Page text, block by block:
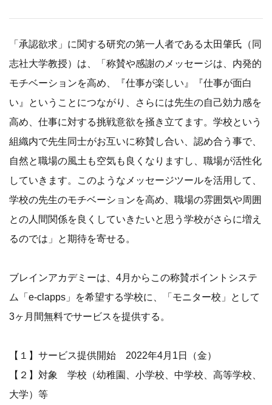
「承認欲求」に関する研究の第一人者である太田肇氏（同
志社大学教授）は、「称賛や感謝のメッセージは、内発的
モチベーションを高め、『仕事が楽しい』『仕事が面白
い』ということにつながり、さらには先生の自己効力感を
高め、仕事に対する挑戦意欲を掻き立てます。学校という
組織内で先生同士がお互いに称賛し合い、認め合う事で、
自然と職場の風土も空気も良くなりますし、職場が活性化
していきます。このようなメッセージツールを活用して、
学校の先生のモチベーションを高め、職場の雰囲気や周囲
との人間関係を良くしていきたいと思う学校がさらに増え
るのでは」と期待を寄せる。
ブレインアカデミーは、4月からこの称賛ポイントシステ
ム「e-clapps」を希望する学校に、「モニター校」として
3ヶ月間無料でサービスを提供する。
【１】サービス提供開始 2022年4月1日（金）
【２】対象 学校（幼稚園、小学校、中学校、高等学校、
大学）等